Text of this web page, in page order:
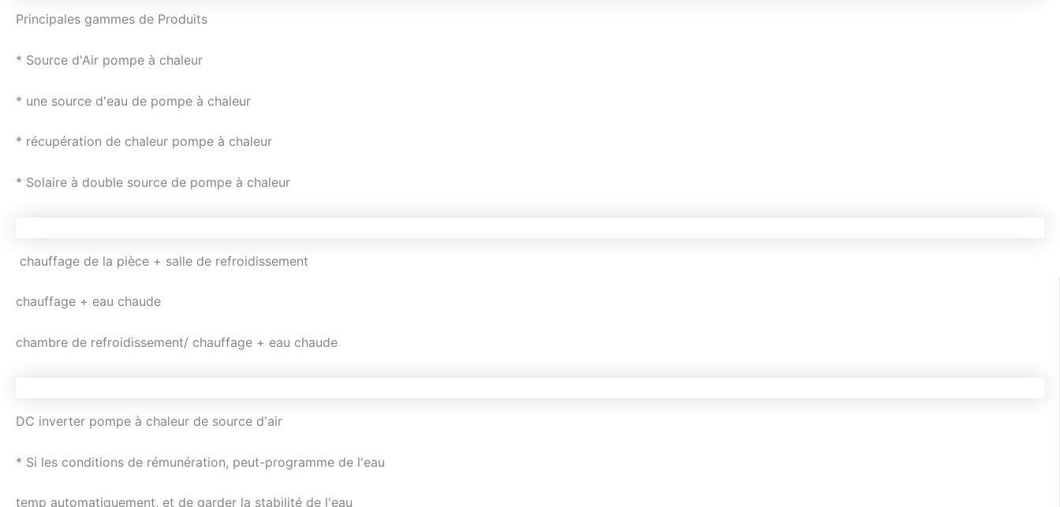
Principales gammes de Produits
* Source d'Air pompe à chaleur
* une source d'eau de pompe à chaleur
* récupération de chaleur pompe à chaleur
* Solaire à double source de pompe à chaleur
chauffage de la pièce + salle de refroidissement
chauffage + eau chaude
chambre de refroidissement/ chauffage + eau chaude
DC inverter pompe à chaleur de source d'air
* Si les conditions de rémunération, peut-programme de l'eau
temp automatiquement, et de garder la stabilité de l'eau